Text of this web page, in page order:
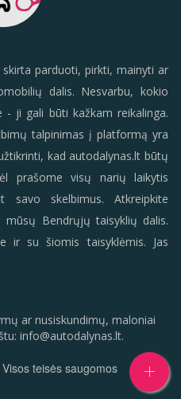
parduoti, pirkti, mainyti ar
dalis. Nesvarbu, kokio
ji gali būti kažkam reikalinga.
talpinimas į platformą yra
kad autodalynas.lt būtų
prašome visų narių laikytis
savo skelbimus. Atkreipkite
Bendrųjų taisyklių dalis.
ir su šiomis taisyklėmis. Jas
ar nusiskundimų, maloniai
info@autodalynas.lt.
teisės saugomos